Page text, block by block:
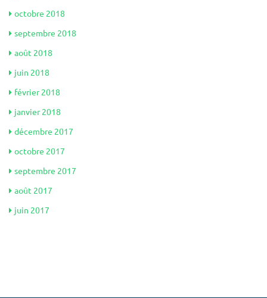
octobre 2018
septembre 2018
août 2018
juin 2018
février 2018
janvier 2018
décembre 2017
octobre 2017
septembre 2017
août 2017
juin 2017